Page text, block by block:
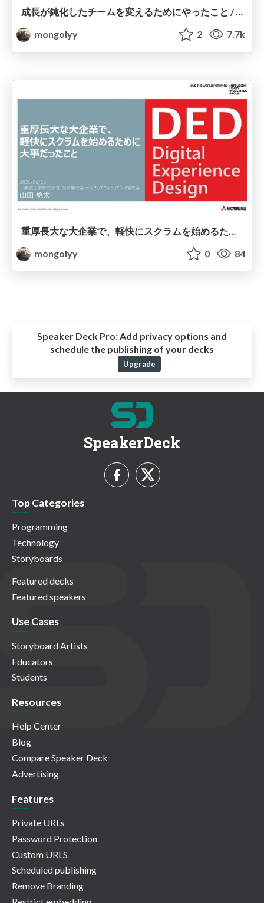
成長が鈍化したチームを変えるためにやったこと / #RSGT2023
mongolyy
2 7.7k
重厚長大な大企業で、軽快にスクラムを始めるために大事だったこと / Scrum Fest Osaka 2021
mongolyy
0 84
Speaker Deck Pro: Add privacy options and
schedule the publishing of your decks
Upgrade
SpeakerDeck
Top Categories
Programming
Technology
Storyboards
Featured decks
Featured speakers
Use Cases
Storyboard Artists
Educators
Students
Resources
Help Center
Blog
Compare Speaker Deck
Advertising
Features
Private URLs
Password Protection
Custom URLS
Scheduled publishing
Remove Branding